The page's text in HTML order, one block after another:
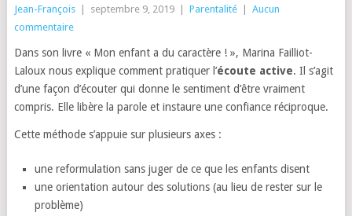
Jean-François septembre 9, 2019 Parentalité
Aucun
commentaire
Dans son livre « Mon enfant a du caractère ! », Marina Failliot-
Laloux nous explique comment pratiquer l’écoute active. Il s’agit
d’une façon d’écouter qui donne le sentiment d’être vraiment
compris. Elle libère la parole et instaure une confiance réciproque.
Cette méthode s’appuie sur plusieurs axes :
une reformulation sans juger de ce que les enfants disent
une orientation autour des solutions (au lieu de rester sur le
problème)